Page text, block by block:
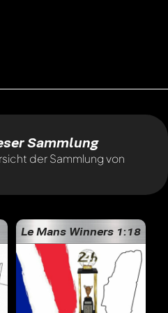
Sammlung
der Sammlung von
Le Mans Winners 1:18